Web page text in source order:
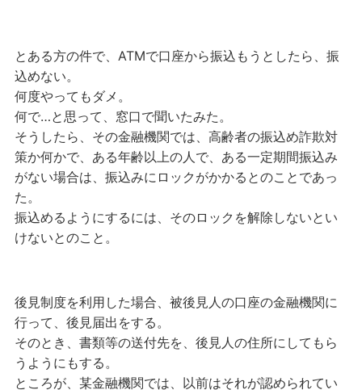
とある方の件で、ATMで口座から振込もうとしたら、振
込めない。
何度やってもダメ。
何で…と思って、窓口で聞いたみた。
そうしたら、その金融機関では、高齢者の振込め詐欺対
策か何かで、ある年齢以上の人で、ある一定期間振込み
がない場合は、振込みにロックがかかるとのことであっ
た。
振込めるようにするには、そのロックを解除しないとい
けないとのこと。
後見制度を利用した場合、被後見人の口座の金融機関に
行って、後見届出をする。
そのとき、書類等の送付先を、後見人の住所にしてもら
うようにもする。
ところが、某金融機関では、以前はそれが認められてい